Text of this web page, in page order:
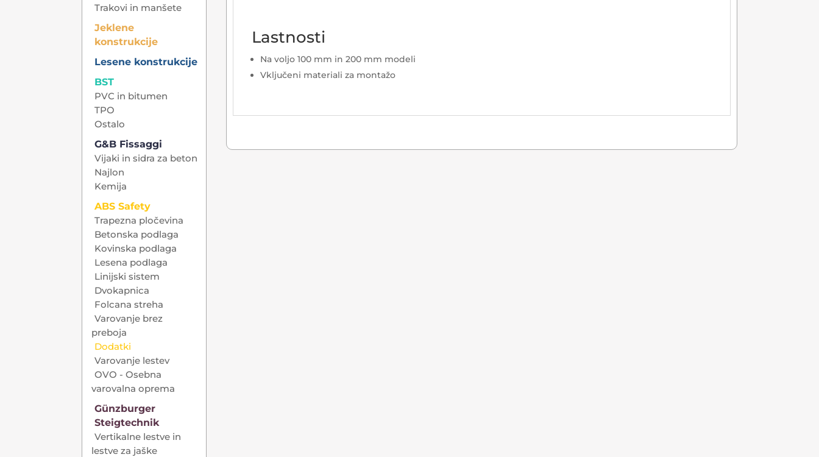
Lastnosti
Na voljo 100 mm in 200 mm modeli
Vključeni materiali za montažo
Trakovi in manšete
Jeklene
konstrukcije
Lesene konstrukcije
BST
PVC in bitumen
TPO
Ostalo
G&B Fissaggi
Vijaki in sidra za beton
Najlon
Kemija
ABS Safety
Trapezna pločevina
Betonska podlaga
Kovinska podlaga
Lesena podlaga
Linijski sistem
Dvokapnica
Folcana streha
Varovanje brez
preboja
Dodatki
Varovanje lestev
OVO - Osebna
varovalna oprema
Günzburger
Steigtechnik
Vertikalne lestve in
lestve za jaške